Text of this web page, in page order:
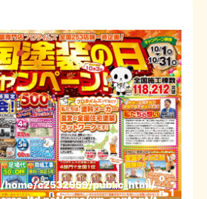
/home/c2532559/public_html/
o
n 1